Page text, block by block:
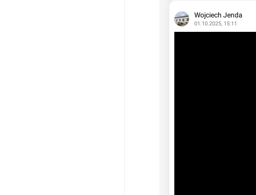
Wojciech Jenda
01.10.2025, 15:11